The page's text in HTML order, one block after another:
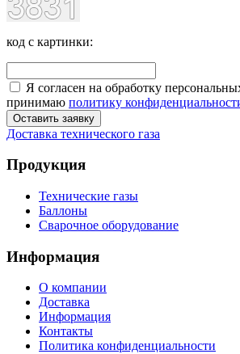
код с картинки:
Я согласен на обработку
принимаю политику
Оставить заявку
Доставка технического газа
Продукция
Технические газы
Баллоны
Сварочное оборудование
Информация
О компании
Доставка
Информация
Контакты
Политика конфиденциальности